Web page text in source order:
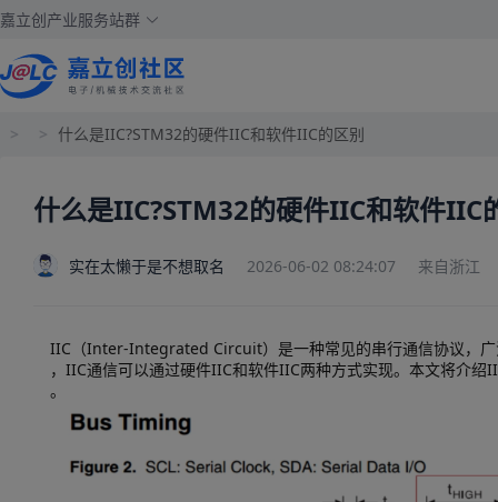
嘉立创产业服务站群
> > 什么是IIC?STM32的硬件IIC和软件IIC的区别
什么是IIC?STM32的硬件IIC和软件IIC
实在太懒于是不想取名 2026-06-02 08:24:07 来自浙江
IIC（Inter-Integrated Circuit）是一种常见的串行通信协议，
，IIC通信可以通过硬件IIC和软件IIC两种方式实现。本文将介
。